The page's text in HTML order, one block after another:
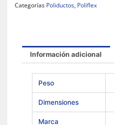
Categorías Poliductos, Poliflex
Información adicional
Peso
Dimensiones
Marca